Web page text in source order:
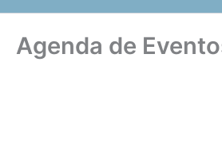
Agenda de